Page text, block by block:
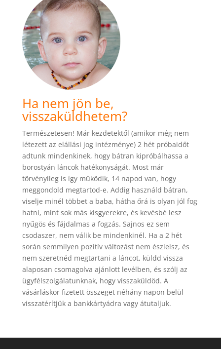
Ha nem jön be,
visszaküldhetem?
Természetesen! Már kezdetektől (amikor még nem
létezett az elállási jog intézménye) 2 hét próbaidőt
adtunk mindenkinek, hogy bátran kipróbálhassa a
borostyán láncok hatékonyságát. Most már
törvényileg is így működik, 14 napod van, hogy
meggondold megtartod-e. Addig használd bátran,
viselje minél többet a baba, hátha őrá is olyan jól fog
hatni, mint sok más kisgyerekre, és kevésbé lesz
nyűgös és fájdalmas a fogzás. Sajnos ez sem
csodaszer, nem válik be mindenkinél. Ha a 2 hét
során semmilyen pozitív változást nem észlelsz, és
nem szeretnéd megtartani a láncot, küldd vissza
alaposan csomagolva ajánlott levélben, és szólj az
ügyfélszolgálatunknak, hogy visszaküldöd. A
vásárláskor fizetett összeget néhány napon belül
visszatérítjük a bankkártyádra vagy átutaljuk.